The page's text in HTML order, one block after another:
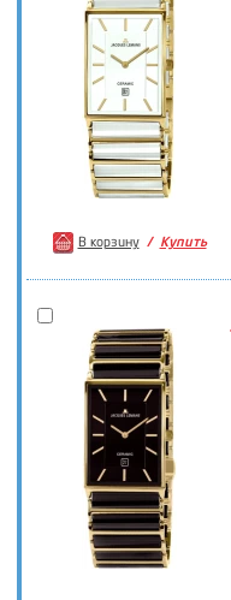
В корзину Купить